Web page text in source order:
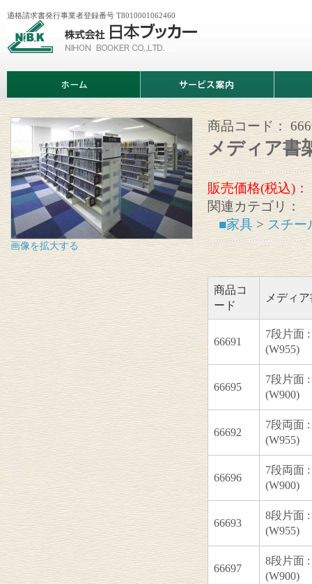
会
日
ッ
カ
ー
適格請求書発行事業者登録番号 T8010001062460
ム
ビ
案
内
情
画像を拡大する
商品コード：
メディア書
販売価格(税込)：
関連カテゴリ：
■家具> スチー
商品コ
ード
メディ
66691
7段片面
(W955)
66695
7段片面
(W900)
66692
7段両面
(W955)
66696
7段両面
(W900)
66693
8段片面
(W955)
66697
8段片面
(W900)